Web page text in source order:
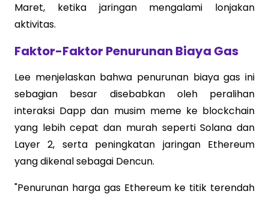
Maret, ketika jaringan mengalami lonjakan
aktivitas.
Faktor-Faktor Penurunan Biaya Gas
Lee menjelaskan bahwa penurunan biaya gas ini
sebagian besar disebabkan oleh peralihan
interaksi Dapp dan musim meme ke blockchain
yang lebih cepat dan murah seperti Solana dan
Layer 2, serta peningkatan jaringan Ethereum
yang dikenal sebagai Dencun.
"Penurunan harga gas Ethereum ke titik terendah